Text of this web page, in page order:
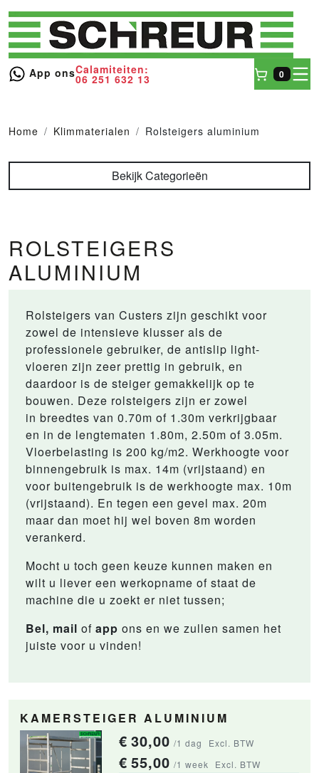
App onsCalamiteiten:
06 251 632 13 0
Home Klimmaterialen Rolsteigers aluminium
Bekijk Categorieën
ROLSTEIGERS
ALUMINIUM
Rolsteigers van Custers zijn geschikt voor
zowel de intensieve klusser als de
professionele gebruiker, de antislip light-
vloeren zijn zeer prettig in gebruik, en
daardoor is de steiger gemakkelijk op te
bouwen. Deze rolsteigers zijn er zowel
in breedtes van 0.70m of 1.30m verkrijgbaar
en in de lengtematen 1.80m, 2.50m of 3.05m.
Vloerbelasting is 200 kg/m2. Werkhoogte voor
binnengebruik is max. 14m (vrijstaand) en
voor buitengebruik is de werkhoogte max. 10m
(vrijstaand). En tegen een gevel max. 20m
maar dan moet hij wel boven 8m worden
verankerd.
Mocht u toch geen keuze kunnen maken en
wilt u liever een werkopname of staat de
machine die u zoekt er niet tussen;
Bel, mail of app ons en we zullen samen het
juiste voor u vinden!
KAMERSTEIGER ALUMINIUM
€ 30,00 /1 dag Excl. BTW
€ 55,00 /1 week Excl. BTW